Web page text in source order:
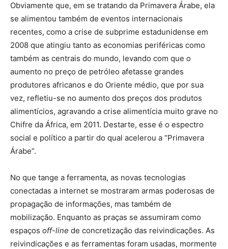
Obviamente que, em se tratando da Primavera Árabe, ela
se alimentou também de eventos internacionais
recentes, como a crise de subprime estadunidense em
2008 que atingiu tanto as economias periféricas como
também as centrais do mundo, levando com que o
aumento no preço de petróleo afetasse grandes
produtores africanos e do Oriente médio, que por sua
vez, refletiu-se no aumento dos preços dos produtos
alimentícios, agravando a crise alimentícia muito grave no
Chifre da África, em 2011. Destarte, esse é o espectro
social e político a partir do qual acelerou a “Primavera
Árabe”.
No que tange a ferramenta, as novas tecnologias
conectadas a internet se mostraram armas poderosas de
propagação de informações, mas também de
mobilização. Enquanto as praças se assumiram como
espaços off-line de concretização das reivindicações. As
reivindicações e as ferramentas foram usadas, mormente